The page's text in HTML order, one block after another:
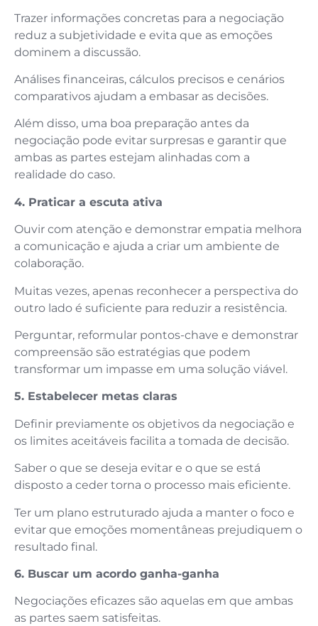
Trazer informações concretas para a negociação
reduz a subjetividade e evita que as emoções
dominem a discussão.
Análises financeiras, cálculos precisos e cenários
comparativos ajudam a embasar as decisões.
Além disso, uma boa preparação antes da
negociação pode evitar surpresas e garantir que
ambas as partes estejam alinhadas com a
realidade do caso.
4. Praticar a escuta ativa
Ouvir com atenção e demonstrar empatia melhora
a comunicação e ajuda a criar um ambiente de
colaboração.
Muitas vezes, apenas reconhecer a perspectiva do
outro lado é suficiente para reduzir a resistência.
Perguntar, reformular pontos-chave e demonstrar
compreensão são estratégias que podem
transformar um impasse em uma solução viável.
5. Estabelecer metas claras
Definir previamente os objetivos da negociação e
os limites aceitáveis facilita a tomada de decisão.
Saber o que se deseja evitar e o que se está
disposto a ceder torna o processo mais eficiente.
Ter um plano estruturado ajuda a manter o foco e
evitar que emoções momentâneas prejudiquem o
resultado final.
6. Buscar um acordo ganha-ganha
Negociações eficazes são aquelas em que ambas
as partes saem satisfeitas.